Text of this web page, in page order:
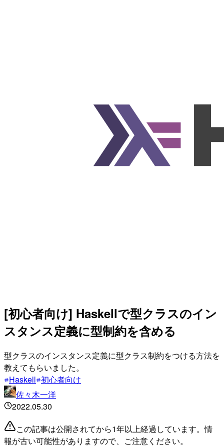
[初心者向け] Haskellで型クラスのイン
スタンス定義に型制約を含める
型クラスのインスタンス定義に型クラス制約をつける方法を
教えてもらいました。
Haskell 初心者向け
佐々木一洋
2022.05.30
この記事は公開されてから1年以上経過しています。情
報が古い可能性がありますので、ご注意ください。